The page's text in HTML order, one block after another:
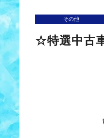
その他
☆特選中古